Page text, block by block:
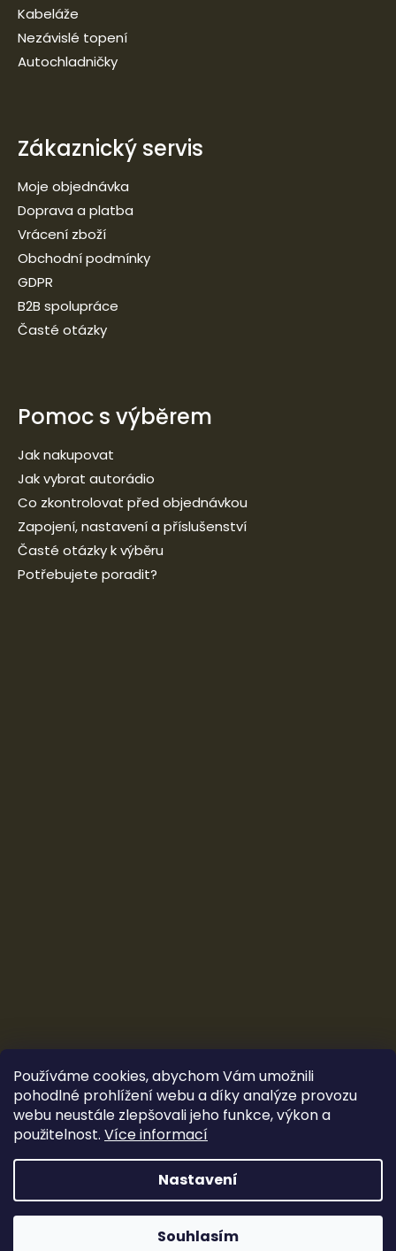
Používáme cookies, abychom Vám umožnili
pohodlné prohlížení webu a díky analýze provozu
webu neustále zlepšovali jeho funkce, výkon a
použitelnost. Více informací
Nastavení
Souhlasím
Kabeláže
Nezávislé topení
Autochladničky
Zákaznický servis
Moje objednávka
Doprava a platba
Vrácení zboží
Obchodní podmínky
GDPR
B2B spolupráce
Časté otázky
Pomoc s výběrem
Jak nakupovat
Jak vybrat autorádio
Co zkontrolovat před objednávkou
Zapojení, nastavení a příslušenství
Časté otázky k výběru
Potřebujete poradit?
Vytvořil Shoptet&Ludec
Copyright 2026CarTune Stereo s.r.o.. Všechna práva
vyhrazena.